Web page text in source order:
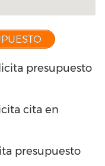
presupuesto
cita en
presupuesto